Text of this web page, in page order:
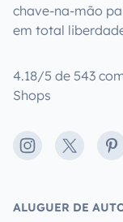
chave-na-mão
em total
4.18/5 de 543
Shops
Instagram
X
ALUGUER DE